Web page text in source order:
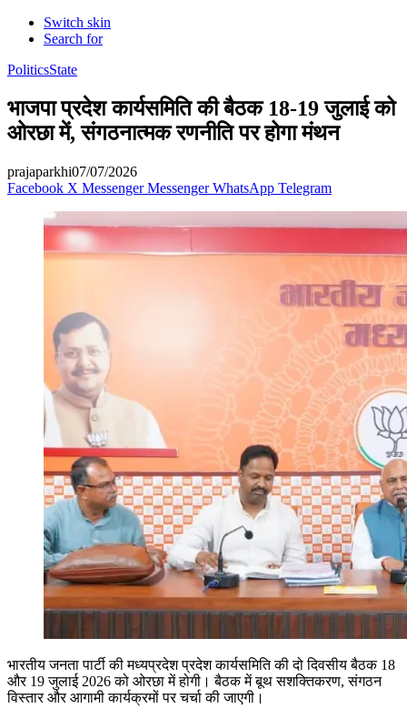
Switch skin
Search for
PoliticsState
भाजपा प्रदेश कार्यसमिति की बैठक 18-19 जुलाई को
ओरछा में, संगठनात्मक रणनीति पर होगा मंथन
prajaparkhi07/07/2026
Facebook X Messenger Messenger WhatsApp Telegram
भारतीय जनता पार्टी की मध्यप्रदेश प्रदेश कार्यसमिति की दो दिवसीय बैठक 18
और 19 जुलाई 2026 को ओरछा में होगी। बैठक में बूथ सशक्तिकरण, संगठन
विस्तार और आगामी कार्यक्रमों पर चर्चा की जाएगी।